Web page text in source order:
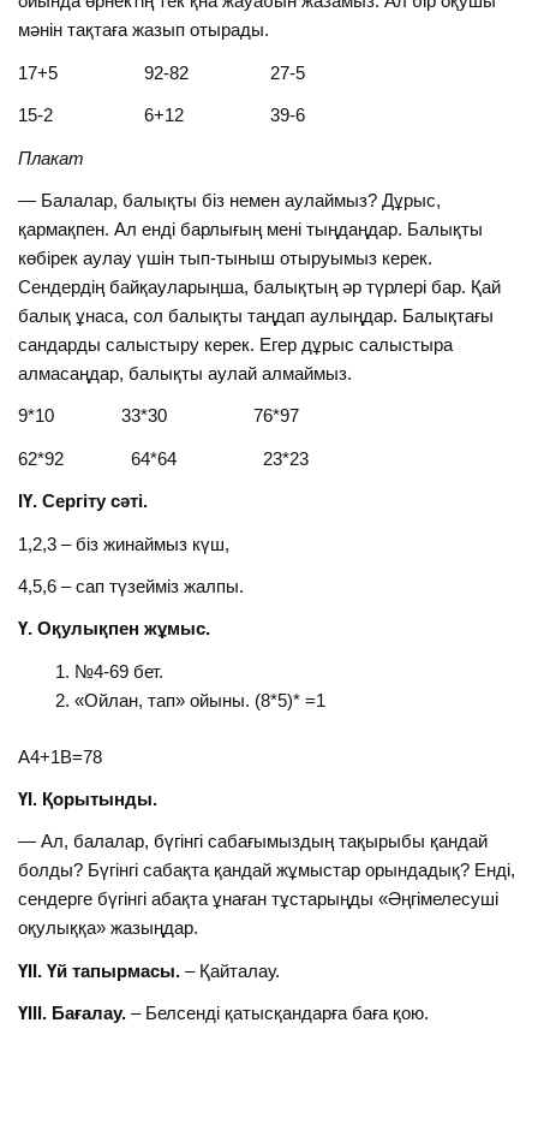
мәнін тақтаға жазып отырады.
17+5 92-82 27-5
15-2 6+12 39-6
Плакат
— Балалар, балықты біз немен аулаймыз? Дұрыс,
қармақпен. Ал енді барлығың мені тыңдаңдар. Балықты
көбірек аулау үшін тып-тыныш отыруымыз керек.
Сендердің байқауларыңша, балықтың әр түрлері бар. Қай
балық ұнаса, сол балықты таңдап аулыңдар. Балықтағы
сандарды салыстыру керек. Егер дұрыс салыстыра
алмасаңдар, балықты аулай алмаймыз.
9*10 33*30 76*97
62*92 64*64 23*23
ІҮ. Сергіту сәті.
1,2,3 – біз жинаймыз күш,
4,5,6 – сап түзейміз жалпы.
Ү. Оқулықпен жұмыс.
№4-69 бет.
«Ойлан, тап» ойыны. (8*5)* =1
А4+1В=78
ҮІ. Қорытынды.
— Ал, балалар, бүгінгі сабағымыздың тақырыбы қандай
болды? Бүгінгі сабақта қандай жұмыстар орындадық? Енді,
сендерге бүгінгі абақта ұнаған тұстарыңды «Әңгімелесуші
оқулыққа» жазыңдар.
ҮІІ. Үй тапырмасы. – Қайталау.
ҮІІІ. Бағалау. – Белсенді қатысқандарға баға қою.